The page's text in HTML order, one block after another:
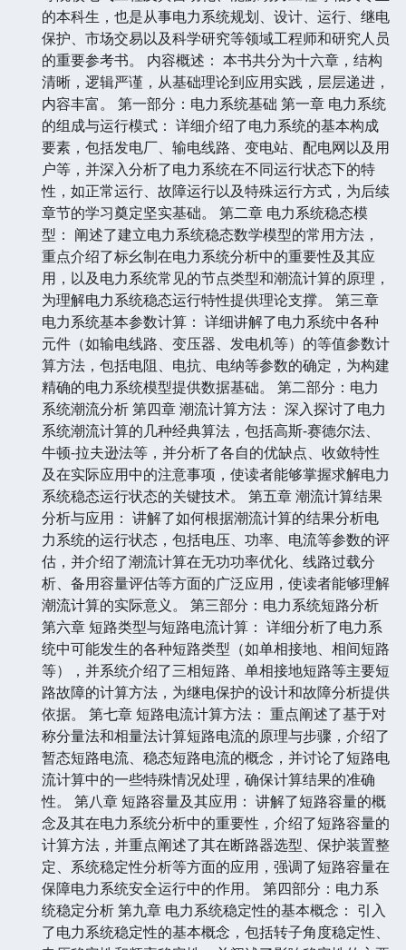
的本科生，也是从事电力系统规划、设计、运行、继电
保护、市场交易以及科学研究等领域工程师和研究人员
的重要参考书。 内容概述： 本书共分为十六章，结构
清晰，逻辑严谨，从基础理论到应用实践，层层递进，
内容丰富。 第一部分：电力系统基础 第一章 电力系统
的组成与运行模式： 详细介绍了电力系统的基本构成
要素，包括发电厂、输电线路、变电站、配电网以及用
户等，并深入分析了电力系统在不同运行状态下的特
性，如正常运行、故障运行以及特殊运行方式，为后续
章节的学习奠定坚实基础。 第二章 电力系统稳态模
型： 阐述了建立电力系统稳态数学模型的常用方法，
重点介绍了标幺制在电力系统分析中的重要性及其应
用，以及电力系统常见的节点类型和潮流计算的原理，
为理解电力系统稳态运行特性提供理论支撑。 第三章
电力系统基本参数计算： 详细讲解了电力系统中各种
元件（如输电线路、变压器、发电机等）的等值参数计
算方法，包括电阻、电抗、电纳等参数的确定，为构建
精确的电力系统模型提供数据基础。 第二部分：电力
系统潮流分析 第四章 潮流计算方法： 深入探讨了电力
系统潮流计算的几种经典算法，包括高斯-赛德尔法、
牛顿-拉夫逊法等，并分析了各自的优缺点、收敛特性
及在实际应用中的注意事项，使读者能够掌握求解电力
系统稳态运行状态的关键技术。 第五章 潮流计算结果
分析与应用： 讲解了如何根据潮流计算的结果分析电
力系统的运行状态，包括电压、功率、电流等参数的评
估，并介绍了潮流计算在无功功率优化、线路过载分
析、备用容量评估等方面的广泛应用，使读者能够理解
潮流计算的实际意义。 第三部分：电力系统短路分析
第六章 短路类型与短路电流计算： 详细分析了电力系
统中可能发生的各种短路类型（如单相接地、相间短路
等），并系统介绍了三相短路、单相接地短路等主要短
路故障的计算方法，为继电保护的设计和故障分析提供
依据。 第七章 短路电流计算方法： 重点阐述了基于对
称分量法和相量法计算短路电流的原理与步骤，介绍了
暂态短路电流、稳态短路电流的概念，并讨论了短路电
流计算中的一些特殊情况处理，确保计算结果的准确
性。 第八章 短路容量及其应用： 讲解了短路容量的概
念及其在电力系统分析中的重要性，介绍了短路容量的
计算方法，并重点阐述了其在断路器选型、保护装置整
定、系统稳定性分析等方面的应用，强调了短路容量在
保障电力系统安全运行中的作用。 第四部分：电力系
统稳定分析 第九章 电力系统稳定性的基本概念： 引入
了电力系统稳定性的基本概念，包括转子角度稳定性、